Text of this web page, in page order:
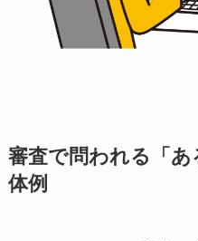
審査で問われる「
体例